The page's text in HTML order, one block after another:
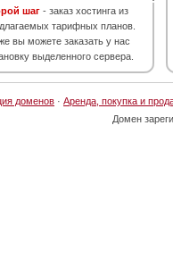
шаг - заказ хостинга из
тарифных планов.
вы можете заказать у нас
выделенного сервера.
доменов · Аренда, покупка и
Домен